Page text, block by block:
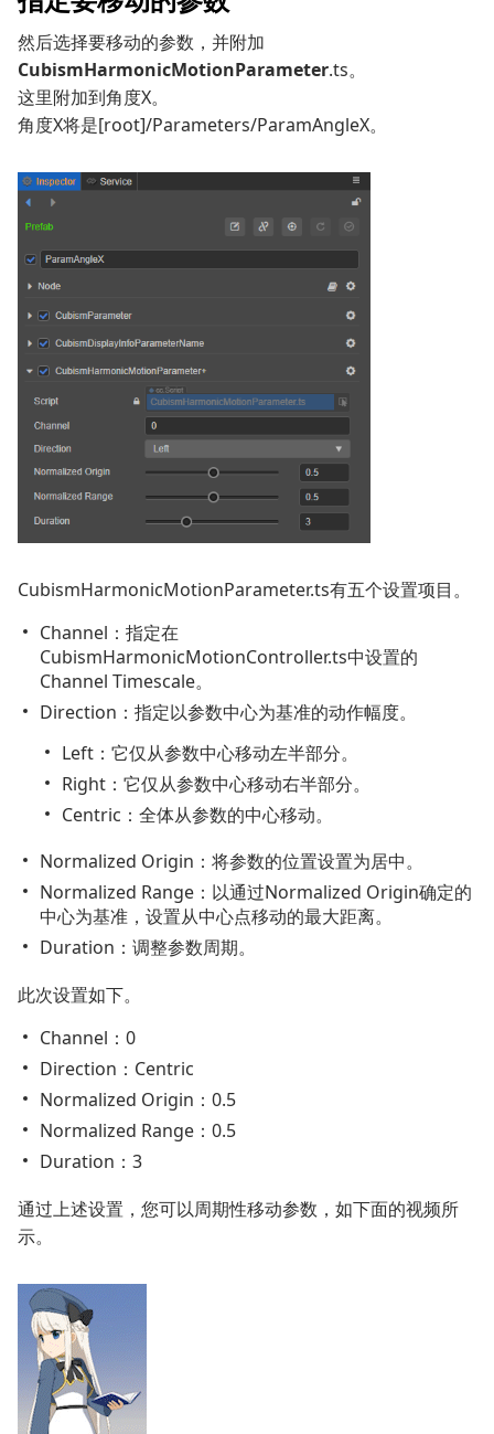
然后选择要移动的参数，并附加
CubismHarmonicMotionParameter.ts。
这里附加到角度X。
角度X将是[root]/Parameters/ParamAngleX。
CubismHarmonicMotionParameter.ts有五个设置项目。
Channel：指定在
CubismHarmonicMotionController.ts中设置的
Channel Timescale。
Direction：指定以参数中心为基准的动作幅度。
Left：它仅从参数中心移动左半部分。
Right：它仅从参数中心移动右半部分。
Centric：全体从参数的中心移动。
Normalized Origin：将参数的位置设置为居中。
Normalized Range：以通过Normalized Origin确定的
中心为基准，设置从中心点移动的最大距离。
Duration：调整参数周期。
此次设置如下。
Channel：0
Direction：Centric
Normalized Origin：0.5
Normalized Range：0.5
Duration：3
通过上述设置，您可以周期性移动参数，如下面的视频所
示。